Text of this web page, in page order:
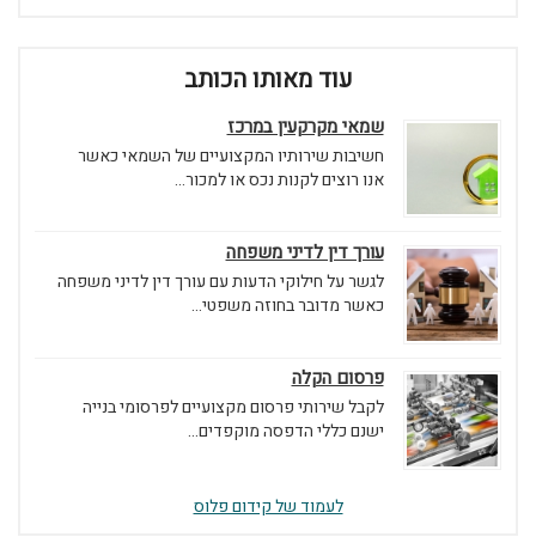
עוד מאותו הכותב
שמאי מקרקעין במרכז
חשיבות שירותיו המקצועיים של השמאי כאשר
אנו רוצים לקנות נכס או למכור...
עורך דין לדיני משפחה
לגשר על חילוקי הדעות עם עורך דין לדיני משפחה
כאשר מדובר בחוזה משפטי...
פרסום הקלה
לקבל שירותי פרסום מקצועיים לפרסומי בנייה
ישנם כללי הדפסה מוקפדים...
לעמוד של קידום פלוס